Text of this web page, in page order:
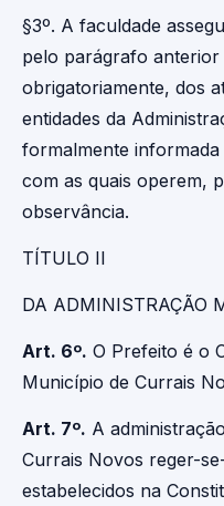
§3º. A faculdade
pelo parágrafo
obrigatoriamente, dos
entidades da
formalmente
com as quais operem,
observância.
TÍTULO II
DA ADMINISTRAÇÃO
Art. 6º. O Prefeito é o
Município de Currais
Art. 7º. A
Currais Novos reger-
estabelecidos na